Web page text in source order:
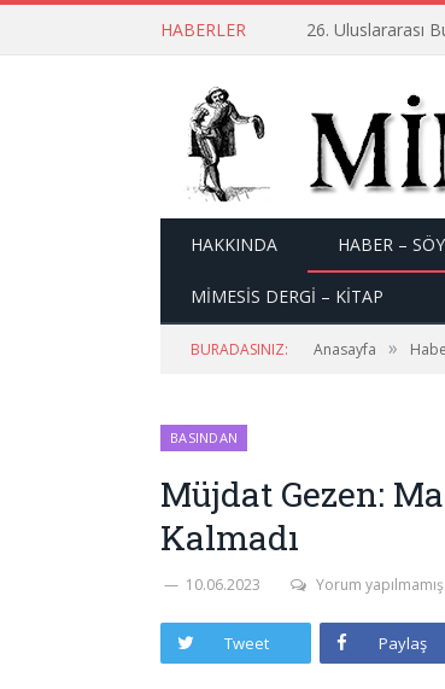
HABERLER 26. Uluslararası
HAKKINDA HABER –
MİMESİS DERGİ – KİTAP
BURADASINIZ: Anasayfa »
BASINDAN
Müjdat Gezen:
Kalmadı
10.06.2023 Yorum yapılmamış
Tweet Paylaş